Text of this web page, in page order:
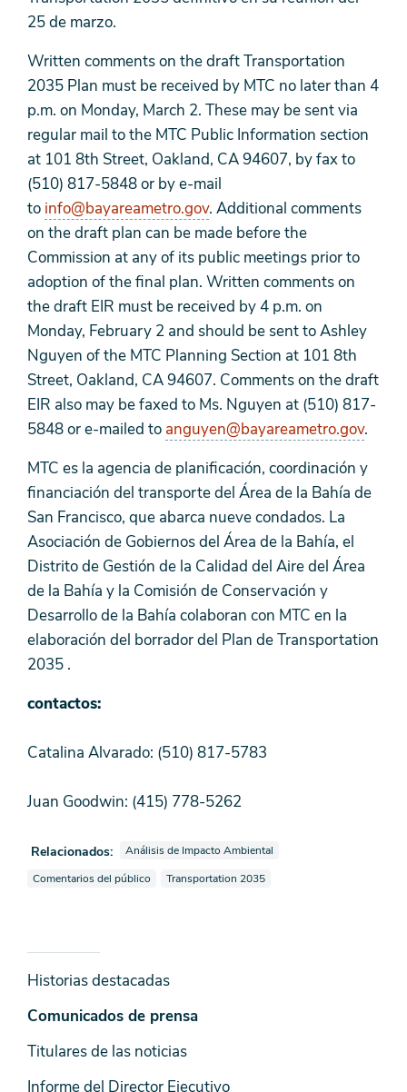
25 de marzo.
Written comments on the draft Transportation
2035 Plan must be received by MTC no later than 4
p.m. on Monday, March 2. These may be sent via
regular mail to the MTC Public Information section
at 101 8th Street, Oakland, CA 94607, by fax to
(510) 817-5848 or by e-mail
to info@bayareametro.gov. Additional comments
on the draft plan can be made before the
Commission at any of its public meetings prior to
adoption of the final plan. Written comments on
the draft EIR must be received by 4 p.m. on
Monday, February 2 and should be sent to Ashley
Nguyen of the MTC Planning Section at 101 8th
Street, Oakland, CA 94607. Comments on the draft
EIR also may be faxed to Ms. Nguyen at (510) 817-
5848 or e-mailed to anguyen@bayareametro.gov.
MTC es la agencia de planificación, coordinación y
financiación del transporte del Área de la Bahía de
San Francisco, que abarca nueve condados. La
Asociación de Gobiernos del Área de la Bahía, el
Distrito de Gestión de la Calidad del Aire del Área
de la Bahía y la Comisión de Conservación y
Desarrollo de la Bahía colaboran con MTC en la
elaboración del borrador del Plan de Transportation
2035 .
contactos:
Catalina Alvarado: (510) 817-5783
Juan Goodwin: (415) 778-5262
Relacionados: Ver noticias también etiquetadas como
Análisis de Impacto Ambiental
Ver noticias también etiquetadas como
Comentarios del público Ver noticias también etiquetadas como
Transportation 2035
Noticias
y
Medios
Historias destacadas
Comunicados de prensa
Titulares de las noticias
Informe del Director Ejecutivo